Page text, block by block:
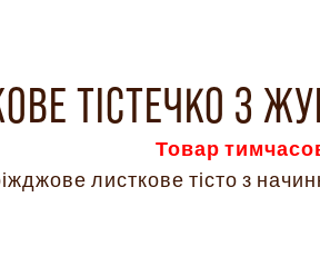
ТІСТЕЧКО З
Товар
листкове тісто з